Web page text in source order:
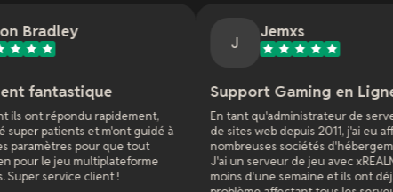
guidé à
que tout
!
Support Gaming en Ligne
En tant qu'administrateur de serveurs de jeu et
de sites web depuis 2011, j'ai eu affaire à de
nombreuses sociétés d'hébergement en ligne.
J'ai un serveur de jeu avec xREALM depuis
moins d'une semaine et ils ont déjà résolu un